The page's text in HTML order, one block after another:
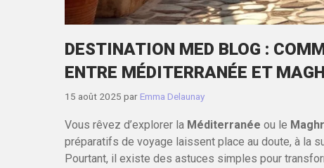
DESTINATION MED BLOG :
ENTRE MÉDITERRANÉE ET
15 août 2025 par Emma Delaunay
Vous rêvez d’explorer la Méditerranée ou le
préparatifs de voyage laissent place au doute, à la
Pourtant, il existe des astuces simples pour